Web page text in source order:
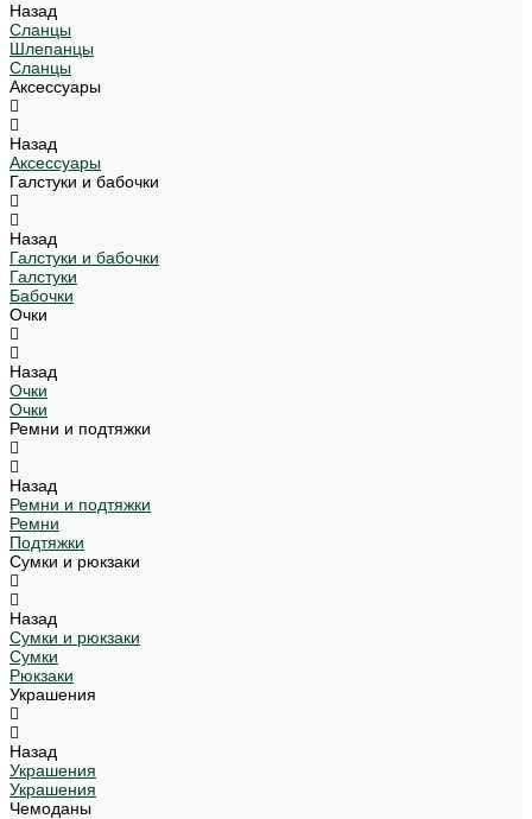
Назад
Сланцы
Шлепанцы
Сланцы
Аксессуары
Назад
Аксессуары
Галстуки и бабочки
Назад
Галстуки и бабочки
Галстуки
Бабочки
Очки
Назад
Очки
Очки
Ремни и подтяжки
Назад
Ремни и подтяжки
Ремни
Подтяжки
Сумки и рюкзаки
Назад
Сумки и рюкзаки
Сумки
Рюкзаки
Украшения
Назад
Украшения
Украшения
Чемоданы